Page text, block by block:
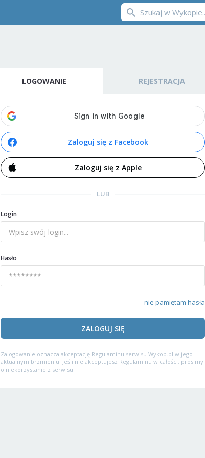
LOGOWANIE REJESTRACJA
Zaloguj się z Facebook
Zaloguj się z Apple
LUB
Login
Hasło
nie pamiętam hasła
ZALOGUJ SIĘ
Zalogowanie oznacza akceptację Regulaminu serwisu Wykop.pl w jego
aktualnym brzmieniu. Jeśli nie akceptujesz Regulaminu w całości, prosimy
o niekorzystanie z serwisu.